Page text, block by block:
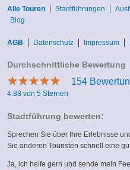
Alle Touren Stadtführungen
Blog
AGB Datenschutz Impressum
Durchschnittliche Bewertung
★★★★★
★★★★★ 154
4.88 von 5 Sternen
Stadtführung bewerten:
Sprechen Sie über Ihre Erlebnisse
Sie anderen Touristen schnell eine
Ja, ich helfe gern und sende mein